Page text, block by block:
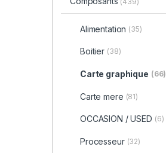
Alimentation (35)
Boitier (38)
Carte graphique (66)
Carte mere (81)
OCCASION / USED (6)
Processeur (32)